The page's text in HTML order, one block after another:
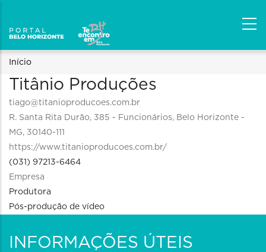
Trilha
de
navegação
Início
Titânio Produções
tiago@titanioproducoes.com.br
R. Santa Rita Durão, 385 - Funcionários, Belo Horizonte -
MG, 30140-111
https://www.titanioproducoes.com.br/
(031) 97213-6464
Empresa
Produtora
Pós-produção de vídeo
INFORMAÇÕES ÚTEIS